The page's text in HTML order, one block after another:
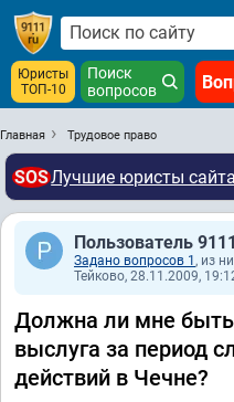
Юристы
ТОП-10
Поиск
вопросов
Главная Трудовое право
SOSЛучшие юристы
Пользователь
Задано вопросов 1 , из
Тейково, 28.11.2009,
Должна ли мне быть
выслуга за период
действий в Чечне?